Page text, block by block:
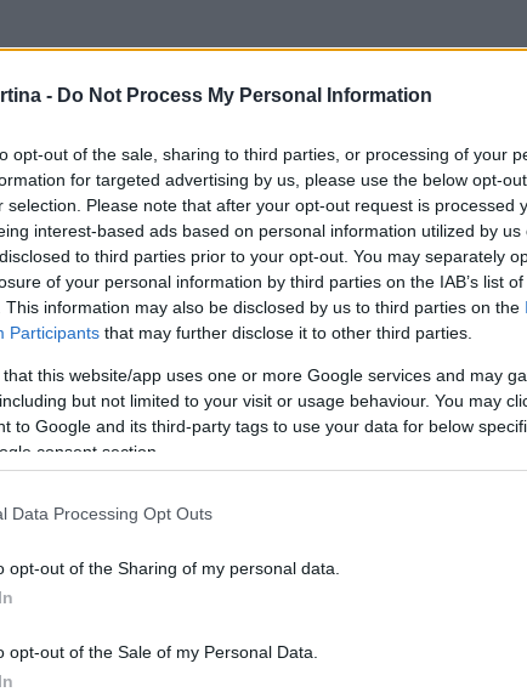
- Do Not Process My Personal Information
opt-out of the sale, sharing to third parties, or processing of your
for targeted advertising by us, please use the below opt-
selection. Please note that after your opt-out request is processed
interest-based ads based on personal information utilized by us
to third parties prior to your opt-out. You may separately
of your personal information by third parties on the IAB’s list
This information may also be disclosed by us to third parties on the
Participants that may further disclose it to other third parties.
that this website/app uses one or more Google services and may
but not limited to your visit or usage behaviour. You may
to Google and its third-party tags to use your data for below
consent section.
Data Processing Opt Outs
opt-out of the Sharing of my personal data.
opt-out of the Sale of my Personal Data.
stagione è ilcambiamento generazionale
anche i giovani adulti, in particolare quelli
passione per lo sci. Con oltre110 corsi
fascia d’età, permettendo loro di
con le
il supporto delle famiglie e dei bambini, che
incremento significativo nelle iscrizioni,